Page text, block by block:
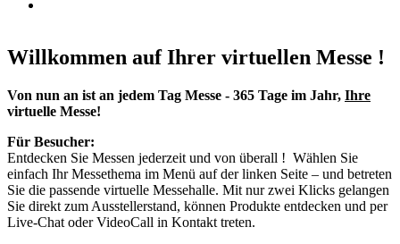
Willkommen auf Ihrer virtuellen Messe !
Von nun an ist an jedem Tag Messe - 365 Tage im Jahr, Ihre
virtuelle Messe!
Für Besucher:
Entdecken Sie Messen jederzeit und von überall ! Wählen Sie
einfach Ihr Messethema im Menü auf der linken Seite – und betreten
Sie die passende virtuelle Messehalle. Mit nur zwei Klicks gelangen
Sie direkt zum Ausstellerstand, können Produkte entdecken und per
Live-Chat oder VideoCall in Kontakt treten.